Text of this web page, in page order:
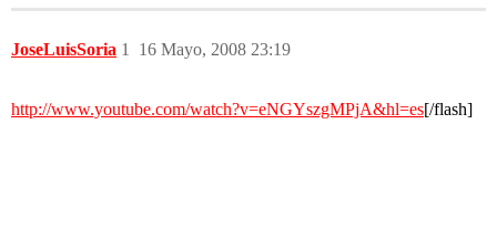
JoseLuisSoria 16 Mayo, 2008 23:19
1
http://www.youtube.com/watch?v=eNGYszgMPjA&hl=es[/flash]